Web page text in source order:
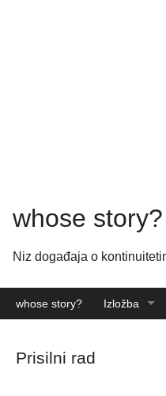
whose story?
Niz događaja o
whose story? Izložba
Prisilni rad